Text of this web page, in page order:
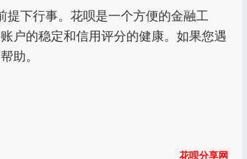
提下行事。花呗是一个方便的金融工
户的稳定和信用评分的健康。如果您遇
助。
花呗分享网